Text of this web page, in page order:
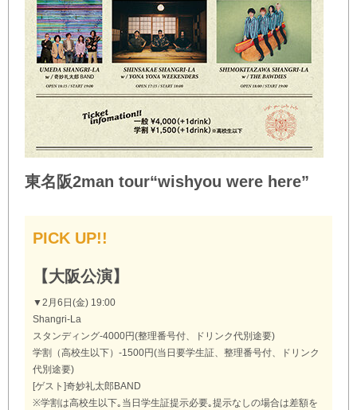
東名阪2man tour“wishyou were here”
PICK UP!!
【大阪公演】
▼2月6日(金) 19:00
Shangri-La
スタンディング-4000円(整理番号付、ドリンク代別途要)
学割（高校生以下）-1500円(当日要学生証、整理番号付、ドリンク
代別途要)
[ゲスト]奇妙礼太郎BAND
※学割は高校生以下｡当日学生証提示必要｡提示なしの場合は差額を